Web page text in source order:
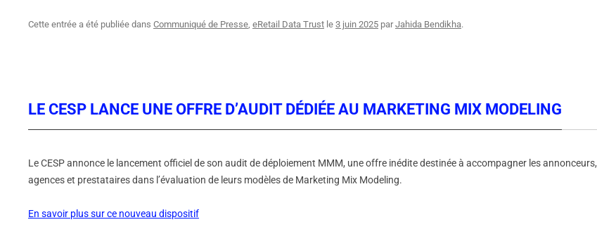
Cette entrée a été publiée dans Communiqué de Presse, eRetail Data Trust le 3 juin 2025 parJahida Bendikha.
LE CESP LANCE UNE OFFRE D’AUDIT DÉDIÉE AU MARKETING MIX MODELING
Le CESP annonce le lancement officiel de son audit de déploiement MMM, une offre inédite destinée à accompagner les annonceurs,
agences et prestataires dans l’évaluation de leurs modèles de Marketing Mix Modeling.
En savoir plus sur ce nouveau dispositif